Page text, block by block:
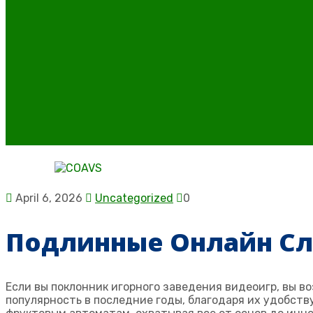
April 6, 2026 Uncategorized 0
Подлинные Онлайн
Если вы поклонник игорного заведения видеоигр, вы
популярность в последние годы, благодаря их